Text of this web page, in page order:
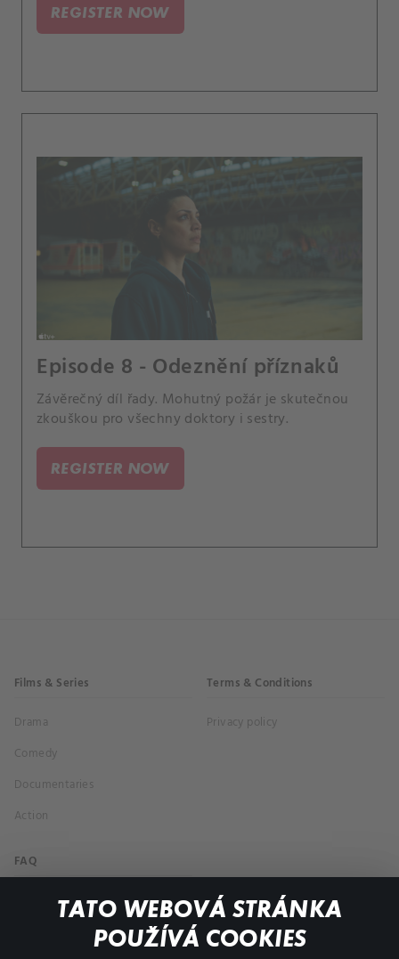
TATO WEBOVÁ STRÁNKA
POUŽÍVÁ COOKIES
REGISTER NOW
Episode 8 - Odeznění příznaků
Závěrečný díl řady. Mohutný požár je skutečnou
zkouškou pro všechny doktory i sestry.
REGISTER NOW
Films & Series
Drama
Comedy
Documentaries
Action
Terms & Conditions
Privacy policy
FAQ
My profile